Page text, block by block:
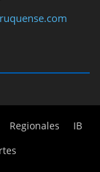
Regionales
IB